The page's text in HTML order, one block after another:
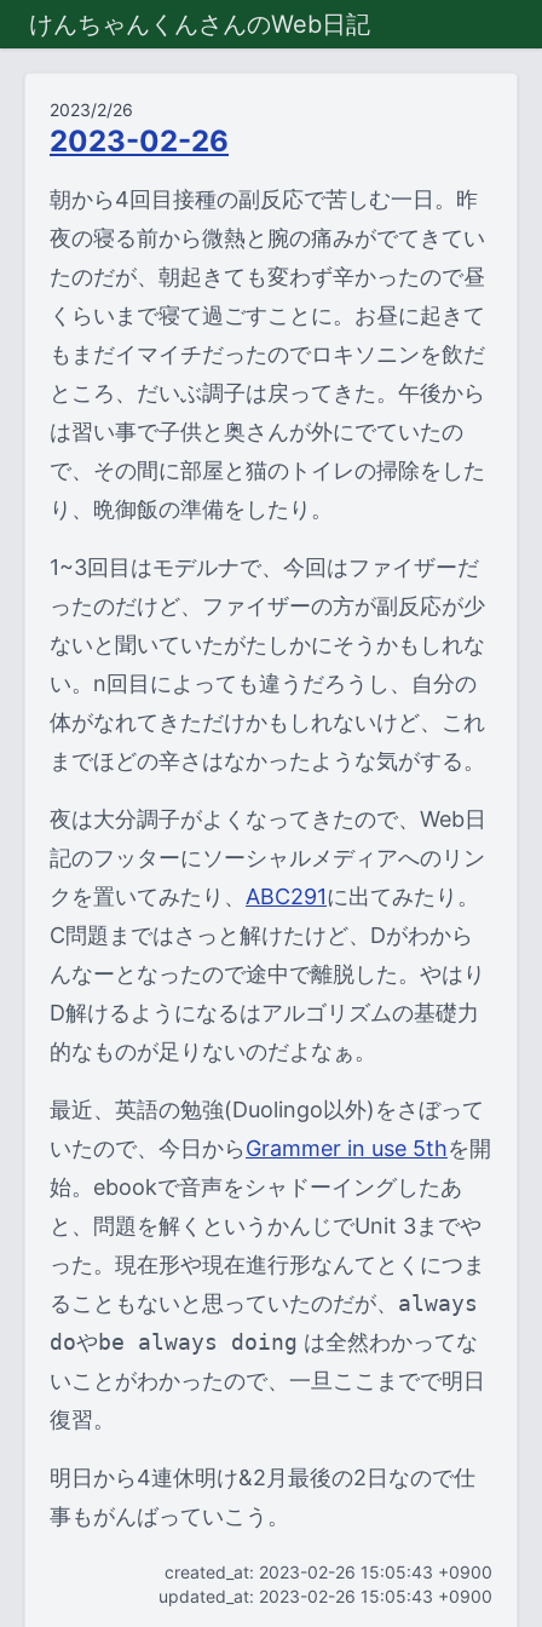
けんちゃんくんさんのWeb日記
2023/2/26
2023-02-26
朝から4回目接種の副反応で苦しむ一日。昨
夜の寝る前から微熱と腕の痛みがでてきてい
たのだが、朝起きても変わず辛かったので昼
くらいまで寝て過ごすことに。お昼に起きて
もまだイマイチだったのでロキソニンを飲だ
ところ、だいぶ調子は戻ってきた。午後から
は習い事で子供と奥さんが外にでていたの
で、その間に部屋と猫のトイレの掃除をした
り、晩御飯の準備をしたり。
1~3回目はモデルナで、今回はファイザーだ
ったのだけど、ファイザーの方が副反応が少
ないと聞いていたがたしかにそうかもしれな
い。n回目によっても違うだろうし、自分の
体がなれてきただけかもしれないけど、これ
までほどの辛さはなかったような気がする。
夜は大分調子がよくなってきたので、Web日
記のフッターにソーシャルメディアへのリン
クを置いてみたり、 ABC291に出てみたり。
C問題まではさっと解けたけど、Dがわから
んなーとなったので途中で離脱した。やはり
D解けるようになるはアルゴリズムの基礎力
的なものが足りないのだよなぁ。
最近、英語の勉強(Duolingo以外)をさぼって
いたので、今日からGrammer in use 5thを開
始。ebookで音声をシャドーイングしたあ
と、問題を解くというかんじでUnit 3までや
った。現在形や現在進行形なんてとくにつま
ることもないと思っていたのだが、 always
doやbe always doing は全然わかってな
いことがわかったので、一旦ここまでで明日
復習。
明日から4連休明け&2月最後の2日なので仕
事もがんばっていこう。
created_at: 2023-02-26 15:05:43 +0900
updated_at: 2023-02-26 15:05:43 +0900